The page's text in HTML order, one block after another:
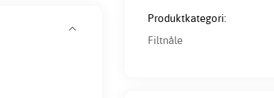
Produktkategori:
Filtnåle